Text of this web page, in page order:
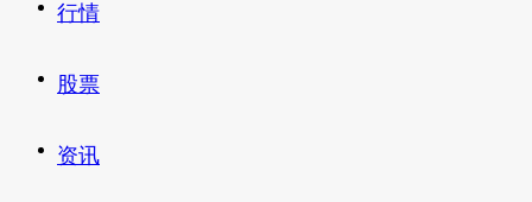
行情
股票
资讯